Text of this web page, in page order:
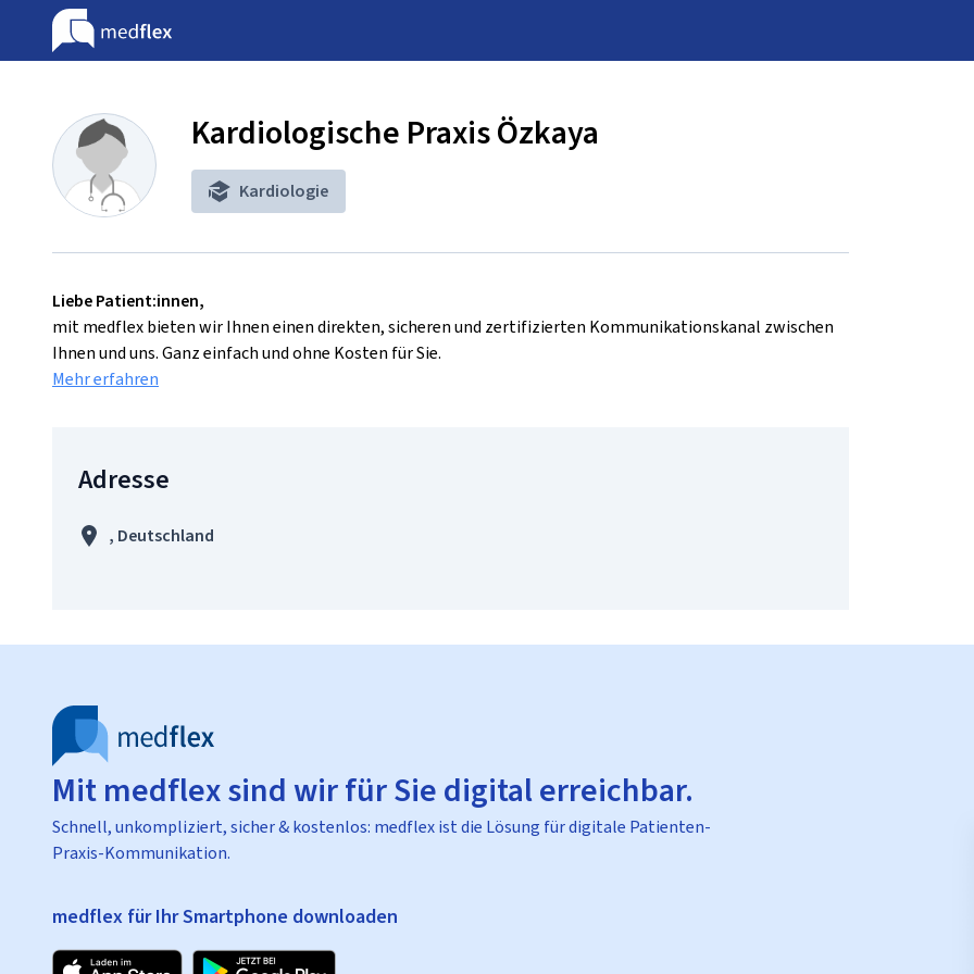
Kardiologische Praxis Özkaya
Kardiologie
Liebe Patient:innen,
mit medflex bieten wir Ihnen einen direkten, sicheren und zertifizierten Kommunikationskanal zwischen
Ihnen und uns. Ganz einfach und ohne Kosten für Sie.
Mehr erfahren
Adresse
, Deutschland
Mit medflex sind wir für Sie digital erreichbar.
Schnell, unkompliziert, sicher & kostenlos: medflex ist die Lösung für digitale Patienten-
Praxis-Kommunikation.
medflex für Ihr Smartphone downloaden